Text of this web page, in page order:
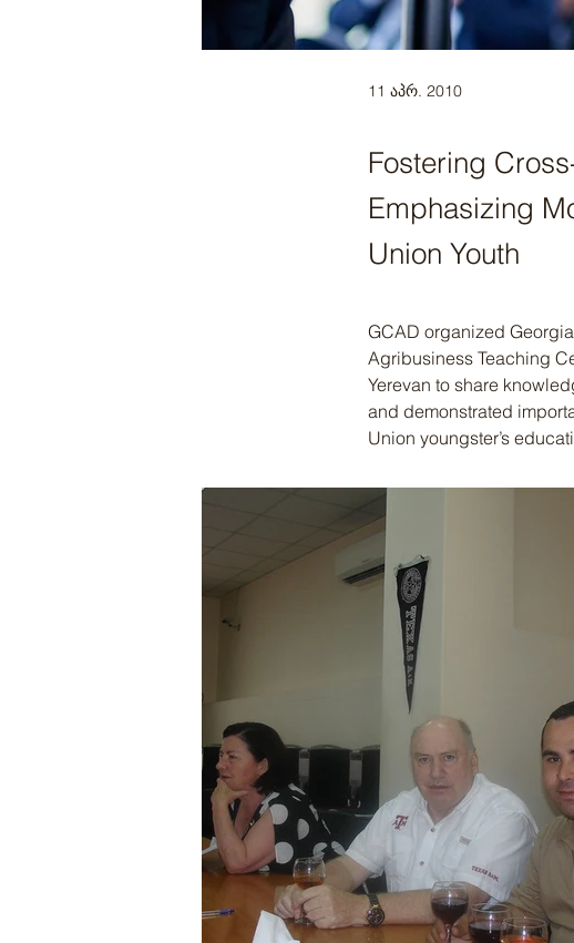
11 აპრ. 2010
Fostering
Emphasizing
Union Youth
GCAD organized
Agribusiness Teaching
Yerevan to share
and demonstrated
Union youngster’s